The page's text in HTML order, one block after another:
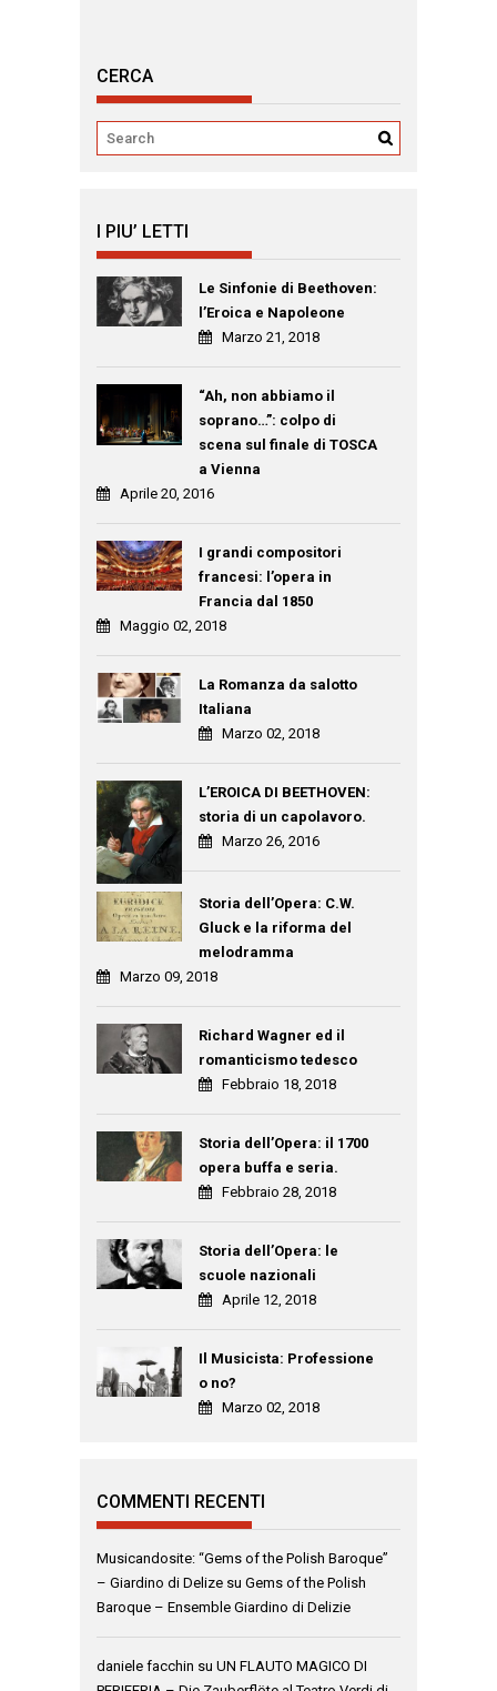
CERCA
I PIU’ LETTI
Le Sinfonie di Beethoven:
l’Eroica e Napoleone
Marzo 21, 2018
“Ah, non abbiamo il
soprano…”: colpo di
scena sul finale di TOSCA
a Vienna
Aprile 20, 2016
I grandi compositori
francesi: l’opera in
Francia dal 1850
Maggio 02, 2018
La Romanza da salotto
Italiana
Marzo 02, 2018
L’EROICA DI BEETHOVEN:
storia di un capolavoro.
Marzo 26, 2016
Storia dell’Opera: C.W.
Gluck e la riforma del
melodramma
Marzo 09, 2018
Richard Wagner ed il
romanticismo tedesco
Febbraio 18, 2018
Storia dell’Opera: il 1700
opera buffa e seria.
Febbraio 28, 2018
Storia dell’Opera: le
scuole nazionali
Aprile 12, 2018
Il Musicista: Professione
o no?
Marzo 02, 2018
COMMENTI RECENTI
Musicandosite: “Gems of the Polish Baroque”
– Giardino di Delize su Gems of the Polish
Baroque – Ensemble Giardino di Delizie
daniele facchin su UN FLAUTO MAGICO DI